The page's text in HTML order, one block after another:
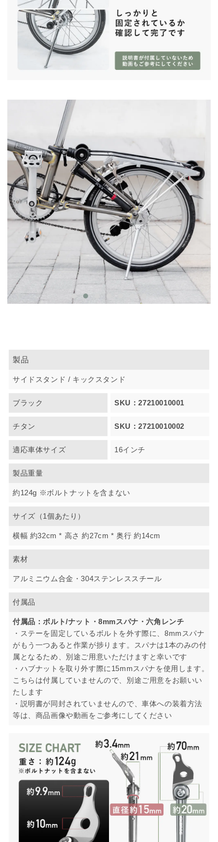
製品
サイドスタンド / キックスタンド
ブラック SKU：27210010001
チタン SKU：27210010002
適応車体サイズ 16インチ
製品重量
約124g ※ボルトナットを含まない
サイズ（1個あたり）
横幅 約32cm * 高さ 約27cm * 奥行 約14cm
素材
アルミニウム合金・304ステンレススチール
付属品
付属品：ボルト/ナット・8mmスパナ・六角レンチ
・ステーを固定しているボルトを外す際に、8mmスパナ
がもう一つあると作業が捗ります。スパナは1本のみの付
属となるため、別途ご用意いただけますと幸いです
・ハブナットを取り外す際に15mmスパナを使用します。
こちらは付属していませんので、別途ご用意をお願いい
たします
・説明書が同封されていませんので、車体への装着方法
等は、商品画像や動画をご参考にしてください